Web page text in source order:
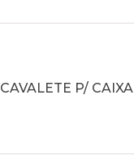
CAVALETE P/